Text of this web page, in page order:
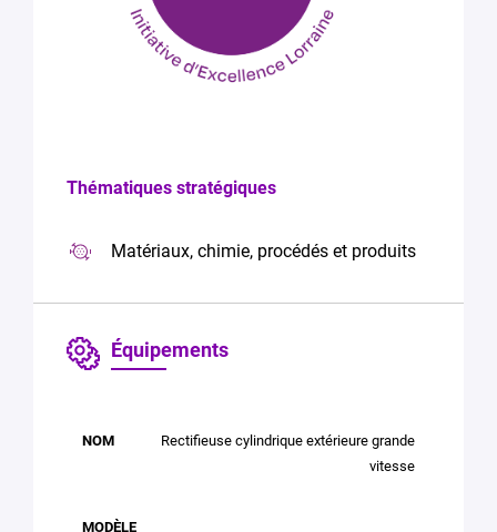
Thématiques stratégiques
Matériaux, chimie, procédés et produits
Équipements
OBJETS
D'ÉTUDES
Rectifieuse cylindrique extérieure grande
vitesse